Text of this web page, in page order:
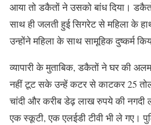
आया तो डकैतों ने उसको बांध दिया।
साथ ही जलती हुई सिगरेट से महिला के
उन्होंने महिला के साथ सामूहिक दुष्कर्म
व्यापारी के मुताबिक, डकैतों ने घर की
नहीं टूट सके उन्हें कटर से काटकर 25
चांदी और करीब डेढ़ लाख रुपये की
एक स्कूटी, एक एलईडी टीवी भी ले गए।